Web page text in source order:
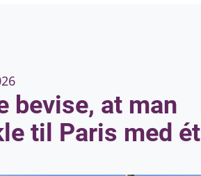
bevise, at man
til Paris med ét